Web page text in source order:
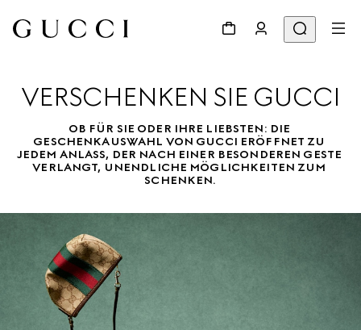
VERSCHENKEN SIE GUCCI
OB FÜR SIE ODER IHRE LIEBSTEN: DIE
GESCHENKAUSWAHL VON GUCCI ERÖFFNET ZU
JEDEM ANLASS, DER NACH EINER BESONDEREN GESTE
VERLANGT, UNENDLICHE MÖGLICHKEITEN ZUM
SCHENKEN.